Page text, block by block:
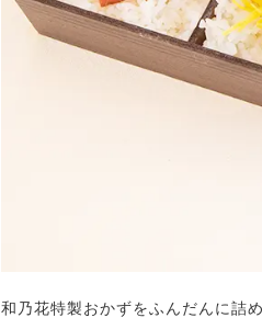
和乃花特製おかずをふんだんに詰